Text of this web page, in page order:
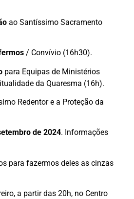
ao Santíssimo Sacramento
/ Convívio (16h30).
para Equipas de Ministérios
da Quaresma (16h).
Redentor e a Proteção da
de 2024. Informações
para fazermos deles as cinzas
a partir das 20h, no Centro